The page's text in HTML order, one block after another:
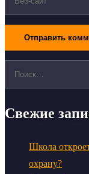
Свежие
Школа
охрану?